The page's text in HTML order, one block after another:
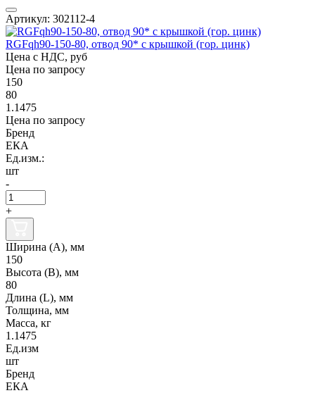
Артикул: 302112-4
RGFqh90-150-80, отвод 90* с крышкой (гор. цинк)
Цена с НДС, руб
Цена по запросу
150
80
1.1475
Цена по запросу
Бренд
ЕКА
Ед.изм.:
шт
-
+
Ширина (А), мм
150
Высота (В), мм
80
Длина (L), мм
Толщина, мм
Масса, кг
1.1475
Ед.изм
шт
Бренд
ЕКА